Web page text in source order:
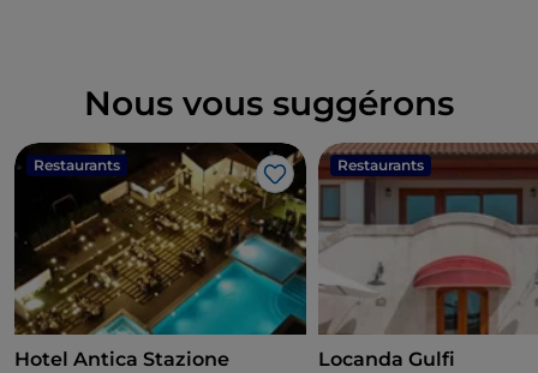
Nous vous suggérons
Restaurants
J’aime
Hotel Antica Stazione
Restaurants
Locanda Gulfi